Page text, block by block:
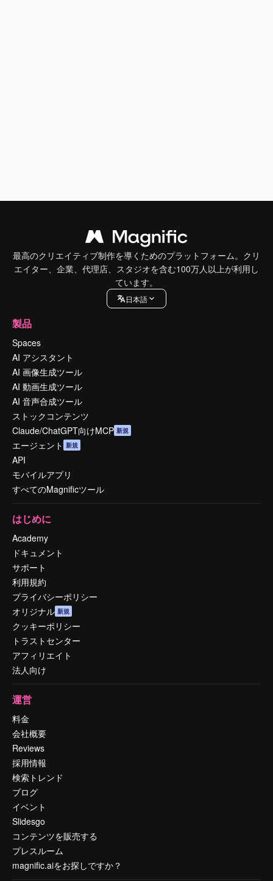
最高のクリエイティブ制作を導くためのプラットフォーム。クリ
エイター、企業、代理店、スタジオを含む100万人以上が利用し
ています。
日本語
製品
Spaces
AI アシスタント
AI 画像生成ツール
AI 動画生成ツール
AI 音声合成ツール
ストックコンテンツ
Claude/ChatGPT向けMCP 新規
エージェント 新規
API
モバイルアプリ
すべてのMagnificツール
はじめに
Academy
ドキュメント
サポート
利用規約
プライバシーポリシー
オリジナル 新規
クッキーポリシー
トラストセンター
アフィリエイト
法人向け
運営
料金
会社概要
Reviews
採用情報
検索トレンド
ブログ
イベント
Slidesgo
コンテンツを販売する
プレスルーム
magnific.aiをお探しですか？